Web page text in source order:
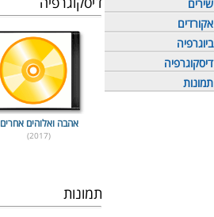
שירים
אקורדים
ביוגרפיה
דיסקוגרפיה
תמונות
אהבה ואלוהים אחרים
(2017)
תמונות